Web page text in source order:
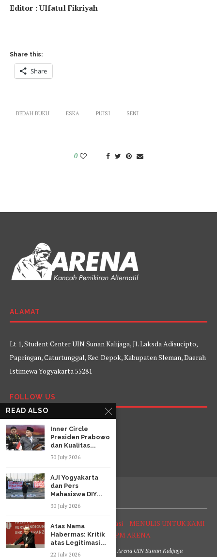
Editor : Ulfatul Fikriyah
Share this:
Share
BEDAH BUKU ESKA PUISI SENI
0
ALAMAT
Lt 1, Student Center UIN Sunan Kalijaga, Jl. Laksda Adisucipto,
Papringan, Caturtunggal, Kec. Depok, Kabupaten Sleman, Daerah
Istimewa Yogyakarta 55281
FOLLOW US
Facebook
TwitterInstagramYouTube
Tentang Arena Struktur Organisasi
MENULIS UNTUK KAMI
SOP Reporter LPM ARENA
@2020 Lembaga Pers Mahasiswa Arena UIN Sunan Kalijaga
READ ALSO
Inner Circle
Presiden Prabowo
dan Kualitas...
30 July 2026
AJI Yogyakarta
dan Pers
Mahasiswa DIY...
30 July 2026
Atas Nama
Habermas: Kritik
atas Legitimasi...
22 July 2026